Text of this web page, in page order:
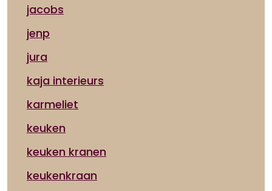
jacobs
jenp
jura
kaja interieurs
karmeliet
keuken
keuken kranen
keukenkraan